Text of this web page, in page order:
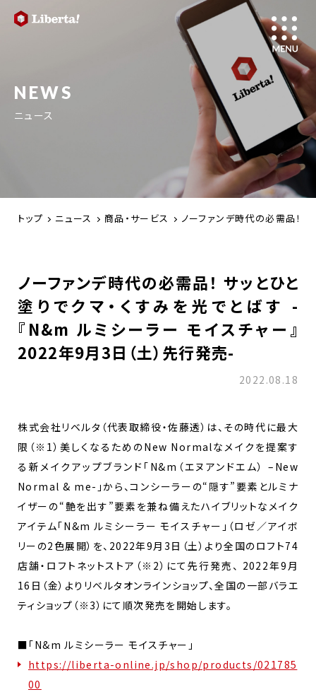
NEWS
ニュース
トップ ニュース 商品・サービス ノーファンデ時代の必需品！
ノーファンデ時代の必需品！ サッとひと
塗りでクマ・くすみを光でとばす -
『N&m ルミシーラー モイスチャー』
2022年9月3日（土）先行発売-
2022.08.18
株式会社リベルタ（代表取締役・佐藤透）は、その時代に最大
限（※1）美しくなるためのNew Normalなメイクを提案す
る新メイクアップブランド「N&m（エヌアンドエム） –New
Normal & me-」から、コンシーラーの“隠す”要素とルミナ
イザーの“艶を出す”要素を兼ね備えたハイブリットなメイク
アイテム「N&m ルミシーラー モイスチャー」（ロゼ／アイボ
リーの2色展開）を、2022年9月3日（土）より全国のロフト74
店舗・ロフトネットストア（※2）にて先行発売、 2022年9月
16日（金）よりリベルタオンラインショップ、全国の一部バラエ
ティショップ（※3）にて順次発売を開始します。
■「N&m ルミシーラー モイスチャー」
https://liberta-online.jp/shop/products/021785
00